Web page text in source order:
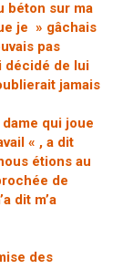
béton sur ma
je » gâchais
pas
décidé de lui
jamais
qui joue
« , a dit
étions au
de
dit m’a
des